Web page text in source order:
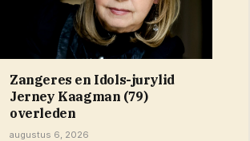
Zangeres en Idols-jurylid
Jerney Kaagman (79)
overleden
augustus 6, 2026